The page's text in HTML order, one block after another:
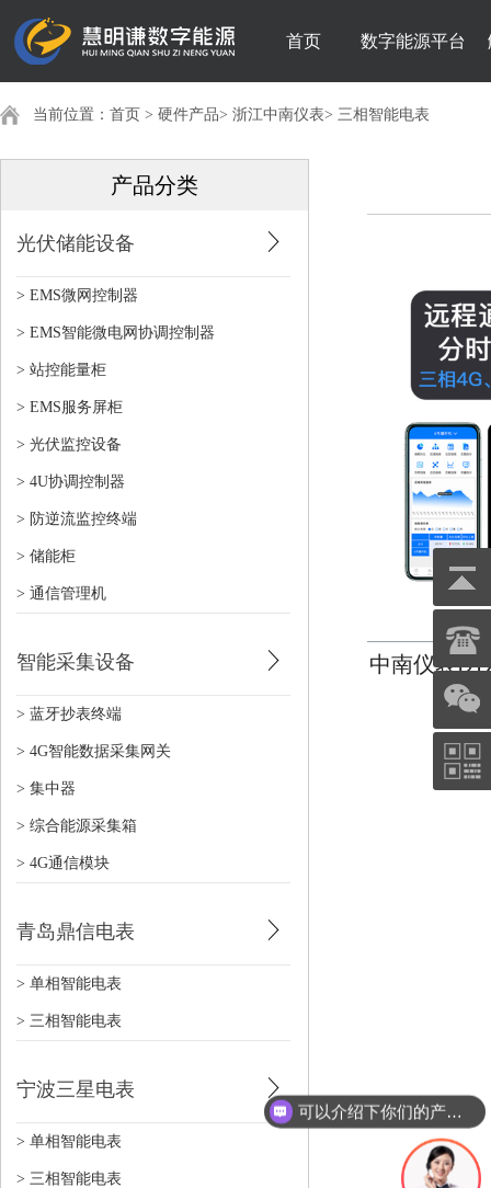
首页 数字能源平台
当前位置： 首页 > 硬件产品> 浙江中南仪表> 三相智能电表
产品分类
光伏储能设备
> EMS微网控制器
> EMS智能微电网协调控制器
> 站控能量柜
> EMS服务屏柜
> 光伏监控设备
> 4U协调控制器
> 防逆流监控终端
> 储能柜
> 通信管理机
智能采集设备
> 蓝牙抄表终端
> 4G智能数据采集网关
> 集中器
> 综合能源采集箱
> 4G通信模块
青岛鼎信电表
> 单相智能电表
> 三相智能电表
宁波三星电表
> 单相智能电表
> 三相智能电表
中南仪表
可以介绍下你们的产品么？